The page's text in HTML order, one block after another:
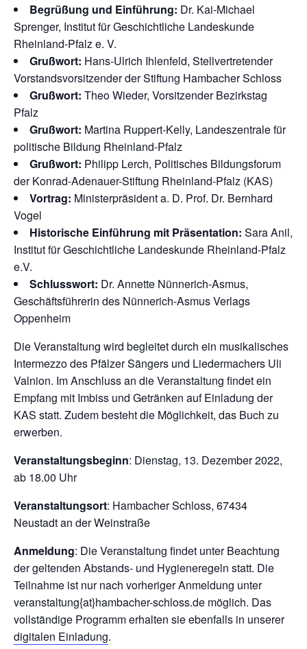
Begrüßung und Einführung: Dr. Kai-Michael
Sprenger, Institut für Geschichtliche Landeskunde
Rheinland-Pfalz e. V.
Grußwort: Hans-Ulrich Ihlenfeld, Stellvertretender
Vorstandsvorsitzender der Stiftung Hambacher Schloss
Grußwort: Theo Wieder, Vorsitzender Bezirkstag
Pfalz
Grußwort: Martina Ruppert-Kelly, Landeszentrale für
politische Bildung Rheinland-Pfalz
Grußwort: Philipp Lerch, Politisches Bildungsforum
der Konrad-Adenauer-Stiftung Rheinland-Pfalz (KAS)
Vortrag: Ministerpräsident a. D. Prof. Dr. Bernhard
Vogel
Historische Einführung mit Präsentation: Sara Anil,
Institut für Geschichtliche Landeskunde Rheinland-Pfalz
e.V.
Schlusswort: Dr. Annette Nünnerich-Asmus,
Geschäftsführerin des Nünnerich-Asmus Verlags
Oppenheim
Die Veranstaltung wird begleitet durch ein musikalisches
Intermezzo des Pfälzer Sängers und Liedermachers Uli
Valnion. Im Anschluss an die Veranstaltung findet ein
Empfang mit Imbiss und Getränken auf Einladung der
KAS statt. Zudem besteht die Möglichkeit, das Buch zu
erwerben.
Veranstaltungsbeginn: Dienstag, 13. Dezember 2022,
ab 18.00 Uhr
Veranstaltungsort: Hambacher Schloss, 67434
Neustadt an der Weinstraße
Anmeldung: Die Veranstaltung findet unter Beachtung
der geltenden Abstands- und Hygieneregeln statt. Die
Teilnahme ist nur nach vorheriger Anmeldung unter
veranstaltung{at}hambacher-schloss.de möglich. Das
vollständige Programm erhalten sie ebenfalls in unserer
digitalen Einladung.